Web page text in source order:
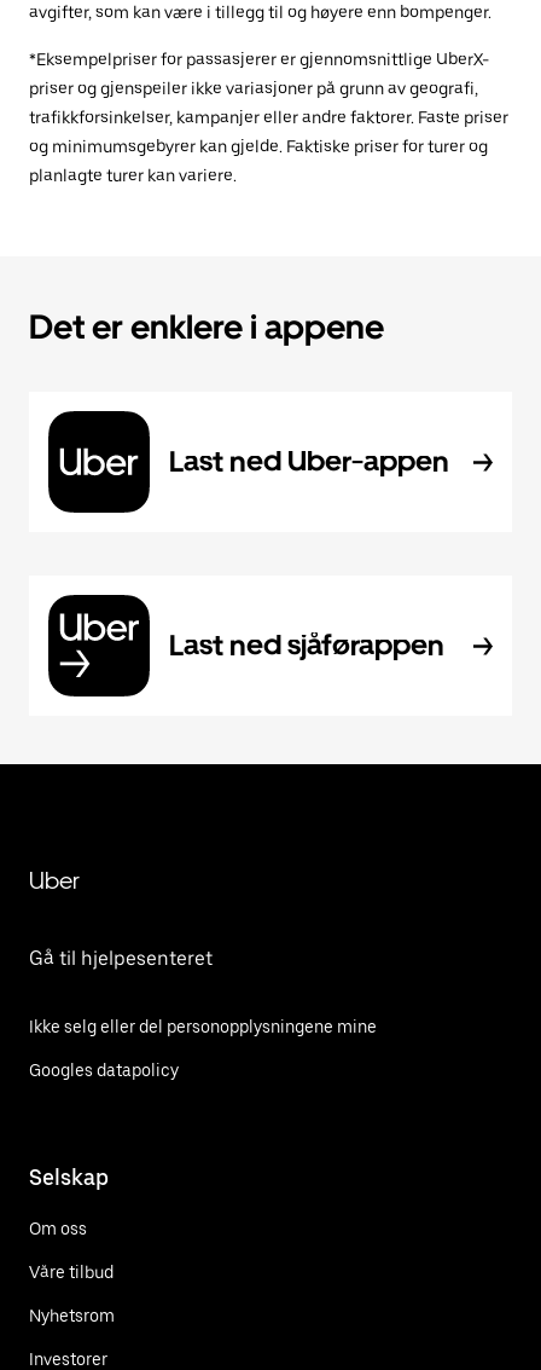
avgifter, som kan være i tillegg til og høyere enn bompenger.
*Eksempelpriser for passasjerer er gjennomsnittlige UberX-
priser og gjenspeiler ikke variasjoner på grunn av geografi,
trafikkforsinkelser, kampanjer eller andre faktorer. Faste priser
og minimumsgebyrer kan gjelde. Faktiske priser for turer og
planlagte turer kan variere.
Det er enklere i appene
Last ned Uber-appen
Last ned sjåførappen
Uber
Gå til hjelpesenteret
Ikke selg eller del personopplysningene mine
Googles datapolicy
Selskap
Om oss
Våre tilbud
Nyhetsrom
Investorer